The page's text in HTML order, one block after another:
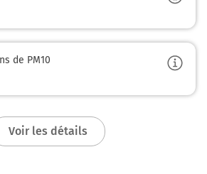
de PM10
Voir les détails